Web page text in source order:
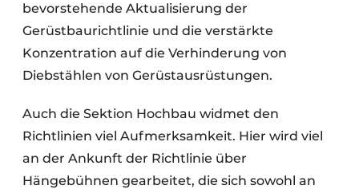
bevorstehende Aktualisierung der
Gerüstbaurichtlinie und die verstärkte
Konzentration auf die Verhinderung von
Diebstählen von Gerüstausrüstungen.
Auch die Sektion Hochbau widmet den
Richtlinien viel Aufmerksamkeit. Hier wird viel
an der Ankunft der Richtlinie über
Hängebühnen gearbeitet, die sich sowohl an